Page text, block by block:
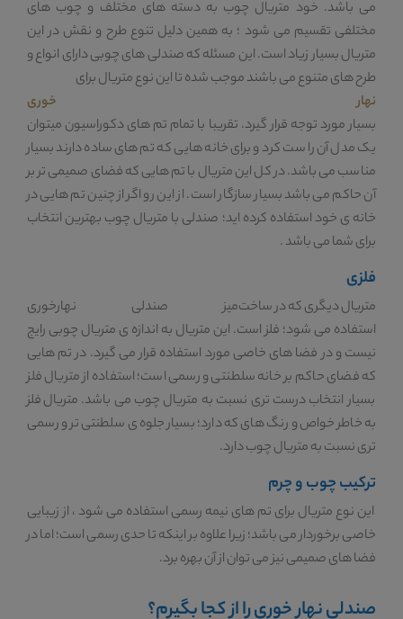
می باشد. خود متریال چوب به دسته های مختلف و چوب های
مختلفی تقسیم می شود ؛ به همین دلیل تنوع طرح و نقش در این
متریال بسیار زیاد است. این مسئله که صندلی های چوبی دارای انواع و
طرح های متنوع می باشند موجب شده تا این نوع متریال برای
نهار خوری
بسیار مورد توجه قرار گیرد. تقریبا با تمام تم های دکوراسیون میتوان
یک مدل آن را ست کرد و برای خانه هایی که تم های ساده دارند بسیار
مناسب می باشد. در کل این متریال با تم هایی که فضای صمیمی تر بر
آن حاکم می باشد بسیار سازگار است. از این رو اگر از چنین تم هایی در
خانه ی خود استفاده کرده اید؛ صندلی با متریال چوب بهترین انتخاب
برای شما می باشد .
فلزی
متریال دیگری که در ساختمیز صندلی نهارخوری
استفاده می شود؛ فلز است. این متریال به اندازه ی متریال چوبی رایج
نیست و در فضا های خاصی مورد استفاده قرار می گیرد. در تم هایی
که فضای حاکم بر خانه سلطنتی و رسمی است؛ استفاده از متریال فلز
بسیار انتخاب درست تری نسبت به متریال چوب می باشد. متریال فلز
به خاطر خواص و رنگ های که دارد؛ بسیار جلوه ی سلطنتی تر و رسمی
تری نسبت به متریال چوب دارد.
ترکیب چوب و چرم
این نوع متریال برای تم های نیمه رسمی استفاده می شود ، از زیبایی
خاصی برخوردار می باشد؛ زیرا علاوه بر اینکه تا حدی رسمی است؛ اما در
فضا های صمیمی نیز می توان از آن بهره برد.
صندلی نهار خوری را از کجا بگیرم؟